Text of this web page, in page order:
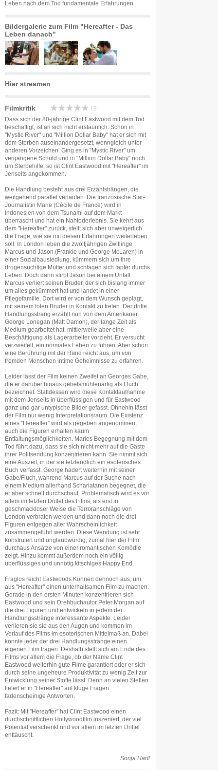
Leben nach dem Tod fundamentale Erfahrungen.
Bildergalerie zum Film "Hereafter - Das
Leben danach"
Hier streamen
Filmkritik / 5
Dass sich der 80-jährige Clint Eastwood mit dem Tod
beschäftigt, ist an sich nicht erstaunlich. Schon in
"Mystic River" und "Million Dollar Baby" hat er sich mit
dem Sterben auseinandergesetzt, wenngleich unter
anderen Vorzeichen. Ging es in "Mystic River" um
vergangene Schuld und in "Million Dollar Baby" noch
um Sterbehilfe, so ist Clint Eastwood mit "Hereafter" im
Jenseits angekommen.
Die Handlung besteht aus drei Erzählsträngen, die
weitgehend parallel verlaufen: Die französische Star-
Journalistin Marie (Cécile de France) wird in
Indonesien von dem Tsunami auf dem Markt
überrascht und hat ein Nahtoderlebnis. Sie kehrt aus
dem "Hereafter" zurück, stellt sich aber unweigerlich
die Frage, wie sie mit diesen Erfahrungen weiterleben
soll. In London leben die zwölfjährigen Zwillinge
Marcus und Jason (Frankie und George McLaren) in
einer Sozialbausiedlung, kümmern sich um ihre
drogensüchtige Mutter und schlagen sich tapfer durchs
Leben. Doch dann stirbt Jason bei einem Unfall.
Marcus verliert seinen Bruder, der sich bislang immer
um alles gekümmert hat und landet in einer
Pflegefamilie. Dort wird er von dem Wunsch geplagt,
mit seinem toten Bruder in Kontakt zu treten. Der dritte
Handlungsstrang erzählt nun von dem Amerikaner
George Lonegan (Matt Damon), der lange Zeit als
Medium gearbeitet hat, mittlerweile aber eine
Beschäftigung als Lagerarbeiter vorzieht. Er versucht
verzweifelt, ein normales Leben zu führen. Aber schon
eine Berührung mit der Hand reicht aus, um von
fremden Menschen intime Geheimnisse zu erfahren.
Leider lässt der Film keinen Zweifel an Georges Gabe,
die er darüber hinaus gebetsmühlenartig als Fluch
bezeichnet. Stattdessen wird diese Kontaktaufnahme
mit dem Jenseits in überflüssigen und für Eastwood
ganz und gar untypische Bilder gefasst. Ohnehin lässt
der Film nur wenig Interpretationsraum. Die Existenz
eines "Hereafter" wird als gegeben angenommen,
auch die Figuren erhalten kaum
Entfaltungsmöglichkeiten. Maries Begegnung mit dem
Tod führt dazu, dass sie sich nicht mehr auf die Gäste
ihrer Politsendung konzentrieren kann. Sie nimmt sich
eine Auszeit, in der sie letztendlich ein esoterisches
Buch verfasst. George hadert weiterhin mit seiner
Gabe/Fluch, während Marcus auf der Suche nach
einem Medium allerhand Scharlatanen begegnet, die
er aber schnell durchschaut. Problematisch wird es vor
allem im letzten Drittel des Films, als erst in
geschmackloser Weise die Terroranschläge von
London verbraten werden und dann noch die drei
Figuren entgegen aller Wahrscheinlichkeit
zusammengeführt werden. Diese Wendung ist sehr
konstruiert und unglaubwürdig, zumal hier der Film
durchaus Ansätze von einer romantischen Komödie
zeigt. Hinzu kommt außerdem noch ein völlig
überflüssiges und unnötig kitschiges Happy End.
Fraglos reicht Eastwoods Können dennoch aus, um
aus "Hereafter" einen unterhaltsamen Film zu machen.
Gerade in den ersten Minuten konzentrieren sich
Eastwood und sein Drehbuchautor Peter Morgan auf
die drei Figuren und entwickeln in jedem der
Handlungsstränge interessante Aspekte. Leider
verlieren sie sie aus den Augen und kommen im
Verlauf des Films im esoterischen Mittelmaß an. Dabei
könnte jeder der drei Handlungsstränge einen
eigenen Film tragen. Deshalb stellt sich am Ende des
Films vor allem die Frage, ob der Name Clint
Eastwood weiterhin gute Filme garantiert oder er sich
durch seine ungeheure Produktivität zu wenig Zeit zur
Entwicklung seiner Stoffe lässt. Denn an vielen Stellen
liefert er in "Hereafter" auf kluge Fragen
fadenscheinige Antworten.
Fazit: Mit "Hereafter" hat Clint Eastwood einen
durchschnittlichen Hollywoodfilm inszeniert, der viel
Potential verschenkt und vor allem im letzten Drittel
enttäuscht.
Sonja Hartl